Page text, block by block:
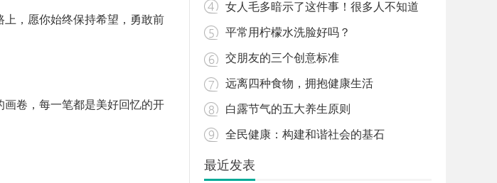
，愿你始终保持希望，勇敢前
卷，每一笔都是美好回忆的开
女人毛多暗示了这件事！很多人不知道
平常用柠檬水洗脸好吗？
交朋友的三个创意标准
远离四种食物，拥抱健康生活
白露节气的五大养生原则
全民健康：构建和谐社会的基石
最近发表